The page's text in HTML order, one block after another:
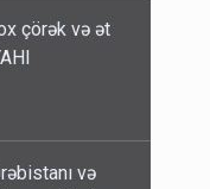
çörək və ət
və